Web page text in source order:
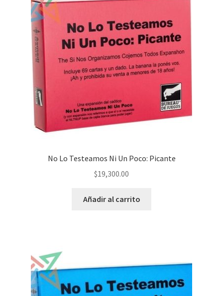
No Lo Testeamos Ni Un Poco: Picante
$19,300.00
Añadir al carrito